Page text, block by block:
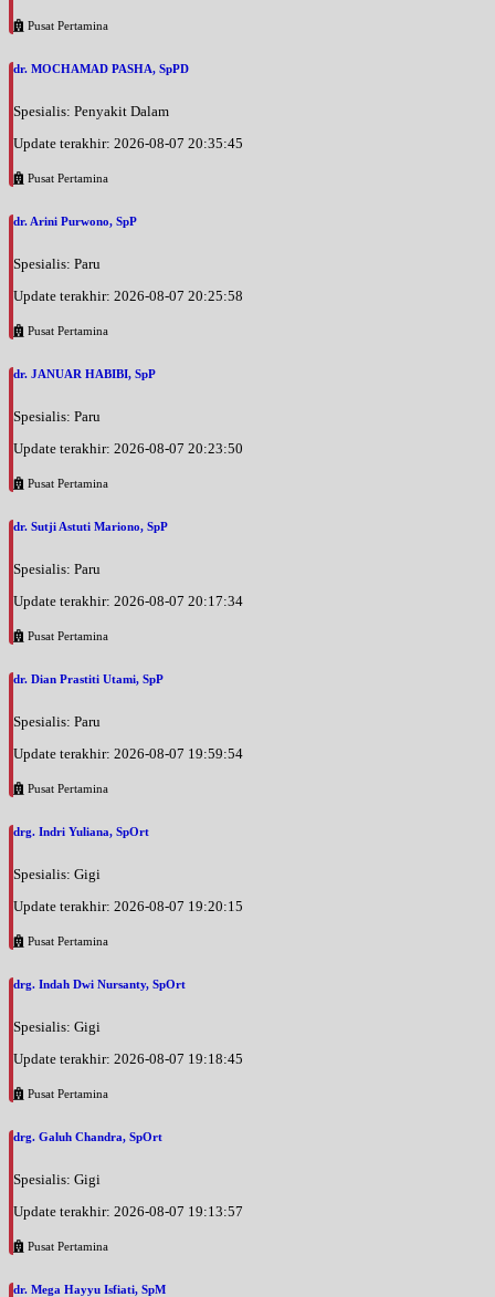
Pusat Pertamina
dr. MOCHAMAD PASHA, SpPD
Spesialis: Penyakit Dalam
Update terakhir: 2026-08-07 20:35:45
Pusat Pertamina
dr. Arini Purwono, SpP
Spesialis: Paru
Update terakhir: 2026-08-07 20:25:58
Pusat Pertamina
dr. JANUAR HABIBI, SpP
Spesialis: Paru
Update terakhir: 2026-08-07 20:23:50
Pusat Pertamina
dr. Sutji Astuti Mariono, SpP
Spesialis: Paru
Update terakhir: 2026-08-07 20:17:34
Pusat Pertamina
dr. Dian Prastiti Utami, SpP
Spesialis: Paru
Update terakhir: 2026-08-07 19:59:54
Pusat Pertamina
drg. Indri Yuliana, SpOrt
Spesialis: Gigi
Update terakhir: 2026-08-07 19:20:15
Pusat Pertamina
drg. Indah Dwi Nursanty, SpOrt
Spesialis: Gigi
Update terakhir: 2026-08-07 19:18:45
Pusat Pertamina
drg. Galuh Chandra, SpOrt
Spesialis: Gigi
Update terakhir: 2026-08-07 19:13:57
Pusat Pertamina
dr. Mega Hayyu Isfiati, SpM